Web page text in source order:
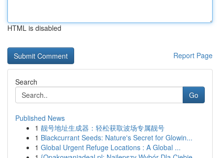
HTML is disabled
Report Page
Search
Go
Published News
1 靓号地址生成器：轻松获取波场专属靓号
1 Blackcurrant Seeds: Nature's Secret for Glowin...
1 Global Urgent Refuge Locations : A Global ...